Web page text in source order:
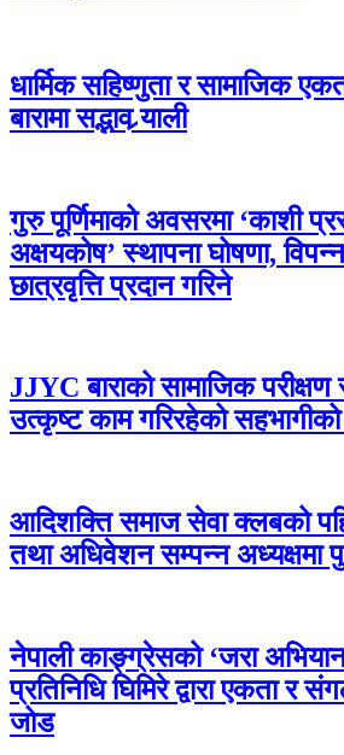
धार्मिक सहिष्णुता र सामाजिक
बारामा सद्भाव र्‍याली
गुरु पूर्णिमाको अवसरमा ‘काशी
अक्षयकोष’ स्थापना घोषणा, विपन्न
छात्रवृत्ति प्रदान गरिने
JJYC बाराको सामाजिक
उत्कृष्ट काम गरिरहेको
आदिशक्ति समाज सेवा क्लबको
तथा अधिवेशन सम्पन्न अध्यक्षमा
नेपाली काङ्ग्रेसको ‘जरा
प्रतिनिधि घिमिरे द्वारा एकता र
जोड